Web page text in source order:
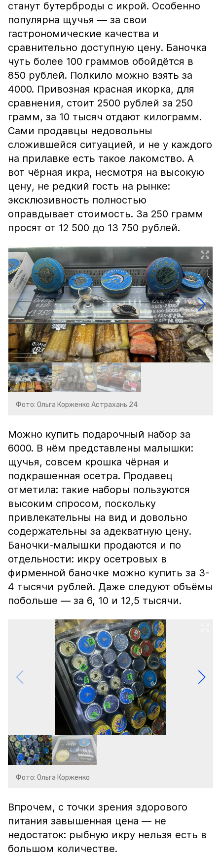
станут бутерброды с икрой. Особенно
популярна щучья — за свои
гастрономические качества и
сравнительно доступную цену. Баночка
чуть более 100 граммов обойдётся в
850 рублей. Полкило можно взять за
4000. Привозная красная икорка, для
сравнения, стоит 2500 рублей за 250
грамм, за 10 тысяч отдают килограмм.
Сами продавцы недовольны
сложившейся ситуацией, и не у каждого
на прилавке есть такое лакомство. А
вот чёрная икра, несмотря на высокую
цену, не редкий гость на рынке:
эксклюзивность полностью
оправдывает стоимость. За 250 грамм
просят от 12 500 до 13 750 рублей.
Фото: Ольга Корженко Астрахань 24
Можно купить подарочный набор за
6000. В нём представлены малышки:
щучья, совсем крошка чёрная и
подкрашенная осетра. Продавец
отметила: такие наборы пользуются
высоким спросом, поскольку
привлекательны на вид и довольно
содержательны за адекватную цену.
Баночки-малышки продаются и по
отдельности: икру осетровых в
фирменной баночке можно купить за 3-
4 тысячи рублей. Даже следуют объёмы
побольше — за 6, 10 и 12,5 тысячи.
Фото: Ольга Корженко
Впрочем, с точки зрения здорового
питания завышенная цена — не
недостаток: рыбную икру нельзя есть в
большом количестве.